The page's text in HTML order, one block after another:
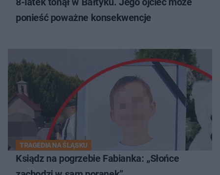
ponieść poważne konsekwencje
TRAGEDIA NA ŚLĄSKU
Ksiądz na pogrzebie Fabianka: „Słońce